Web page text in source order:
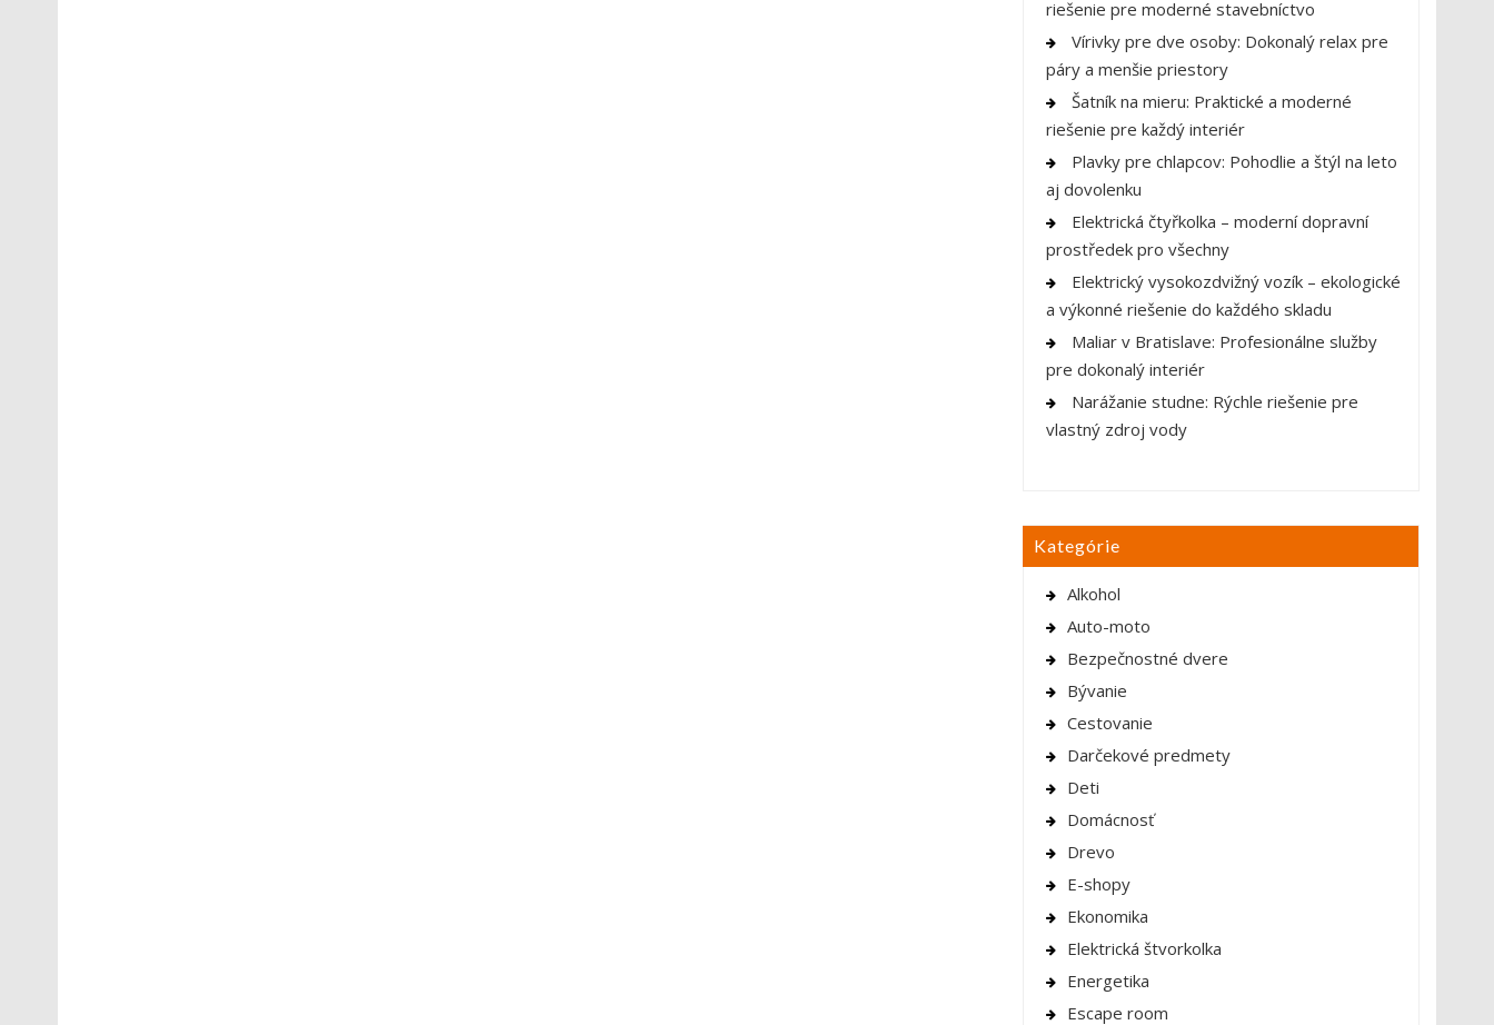
riešenie pre moderné stavebníctvo
Vírivky pre dve osoby: Dokonalý relax pre
páry a menšie priestory
Šatník na mieru: Praktické a moderné
riešenie pre každý interiér
Plavky pre chlapcov: Pohodlie a štýl na leto
aj dovolenku
Elektrická čtyřkolka – moderní dopravní
prostředek pro všechny
Elektrický vysokozdvižný vozík – ekologické
a výkonné riešenie do každého skladu
Maliar v Bratislave: Profesionálne služby
pre dokonalý interiér
Narážanie studne: Rýchle riešenie pre
vlastný zdroj vody
Kategórie
Alkohol
Auto-moto
Bezpečnostné dvere
Bývanie
Cestovanie
Darčekové predmety
Deti
Domácnosť
Drevo
E-shopy
Ekonomika
Elektrická štvorkolka
Energetika
Escape room